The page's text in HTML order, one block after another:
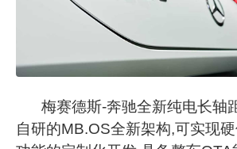
梅赛德斯-奔驰全新纯电长轴
自研的MB.OS全新架构,可实现